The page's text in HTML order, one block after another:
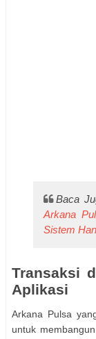
Baca
Arkana
Sistem
Transaksi
Aplikasi
Arkana Pulsa
untuk